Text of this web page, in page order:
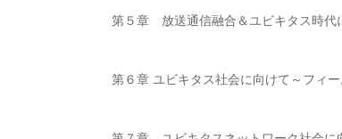
第５章 放送通信融合＆ユビキタス時代
日立製作所中央研
第６章 ユビキタス社会に向けて～フィー
富士通経営執行役